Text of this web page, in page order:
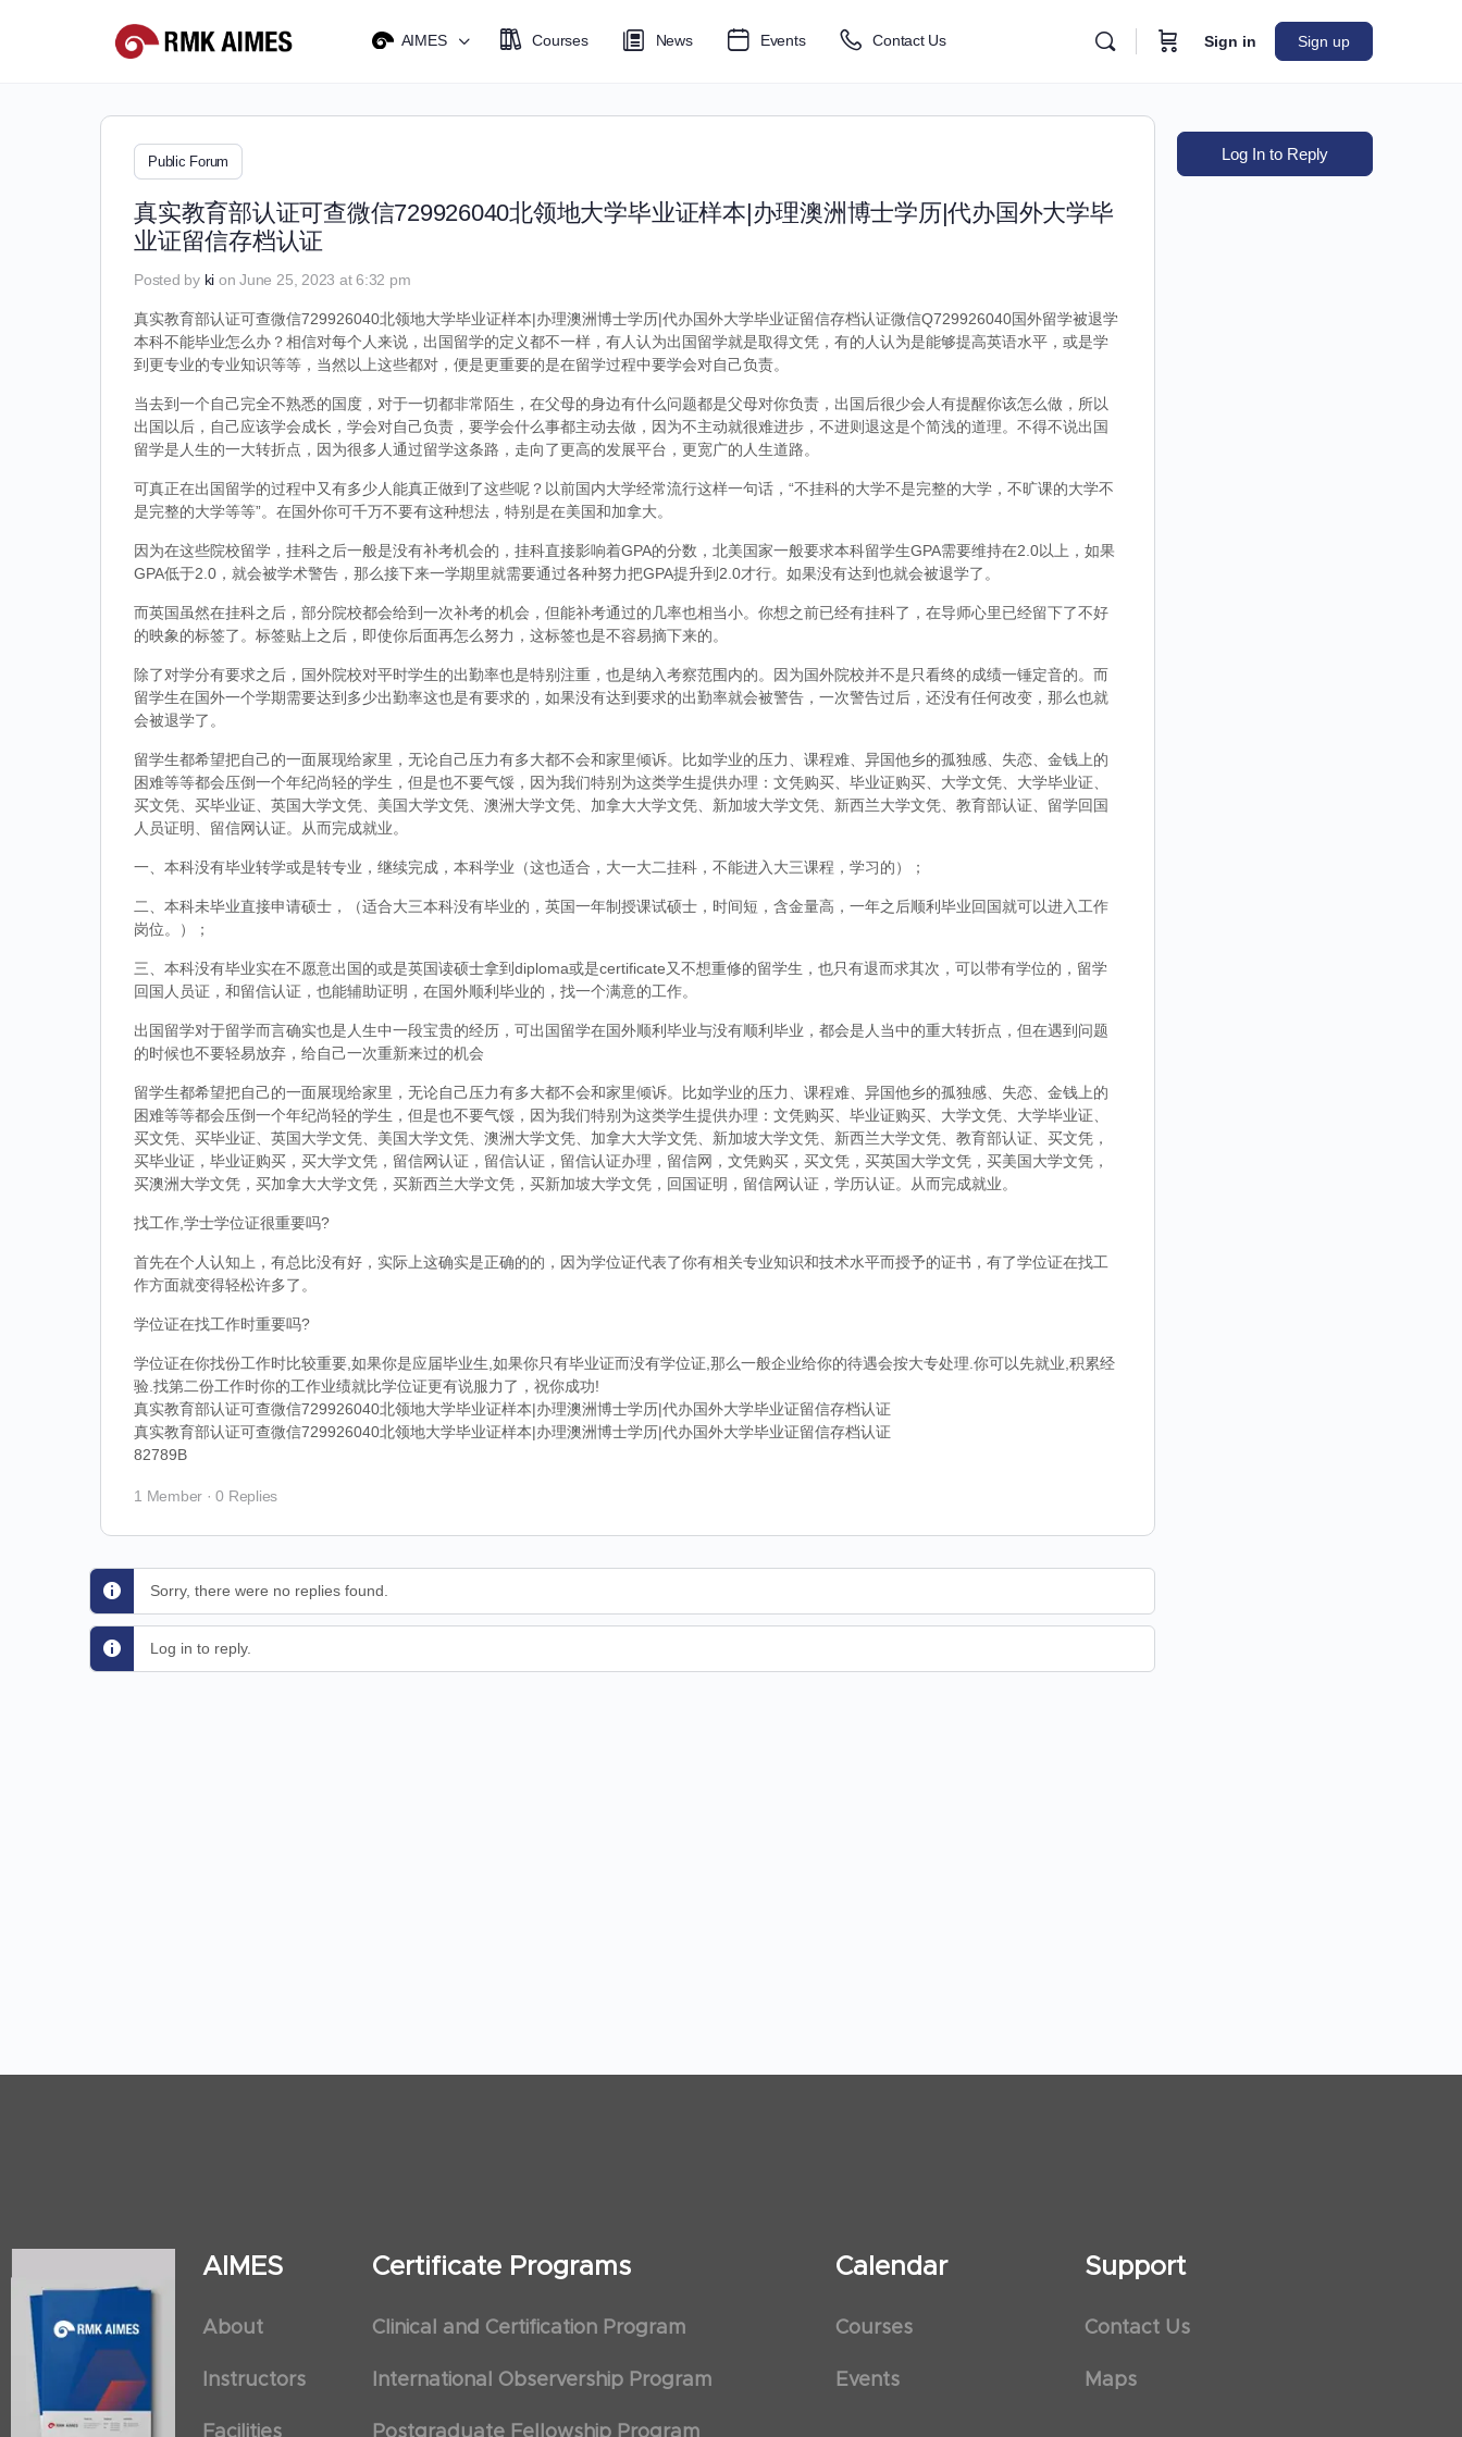
AIMES Courses News Events Contact Us Sign in Sign up
Public Forum
真实教育部认证可查微信729926040北领地大学毕业证样本|办理澳洲博士学历|代办国外大学毕
业证留信存档认证
Posted by ki on June 25, 2023 at 6:32 pm
真实教育部认证可查微信729926040北领地大学毕业证样本|办理澳洲博士学历|代办国外大学毕业证留信存档认证微信Q729926040国外留学被退学
本科不能毕业怎么办？相信对每个人来说，出国留学的定义都不一样，有人认为出国留学就是取得文凭，有的人认为是能够提高英语水平，或是学
到更专业的专业知识等等，当然以上这些都对，便是更重要的是在留学过程中要学会对自己负责。
当去到一个自己完全不熟悉的国度，对于一切都非常陌生，在父母的身边有什么问题都是父母对你负责，出国后很少会人有提醒你该怎么做，所以
出国以后，自己应该学会成长，学会对自己负责，要学会什么事都主动去做，因为不主动就很难进步，不进则退这是个简浅的道理。不得不说出国
留学是人生的一大转折点，因为很多人通过留学这条路，走向了更高的发展平台，更宽广的人生道路。
可真正在出国留学的过程中又有多少人能真正做到了这些呢？以前国内大学经常流行这样一句话，“不挂科的大学不是完整的大学，不旷课的大学不
是完整的大学等等”。在国外你可千万不要有这种想法，特别是在美国和加拿大。
因为在这些院校留学，挂科之后一般是没有补考机会的，挂科直接影响着GPA的分数，北美国家一般要求本科留学生GPA需要维持在2.0以上，如果
GPA低于2.0，就会被学术警告，那么接下来一学期里就需要通过各种努力把GPA提升到2.0才行。如果没有达到也就会被退学了。
而英国虽然在挂科之后，部分院校都会给到一次补考的机会，但能补考通过的几率也相当小。你想之前已经有挂科了，在导师心里已经留下了不好
的映象的标签了。标签贴上之后，即使你后面再怎么努力，这标签也是不容易摘下来的。
除了对学分有要求之后，国外院校对平时学生的出勤率也是特别注重，也是纳入考察范围内的。因为国外院校并不是只看终的成绩一锤定音的。而
留学生在国外一个学期需要达到多少出勤率这也是有要求的，如果没有达到要求的出勤率就会被警告，一次警告过后，还没有任何改变，那么也就
会被退学了。
留学生都希望把自己的一面展现给家里，无论自己压力有多大都不会和家里倾诉。比如学业的压力、课程难、异国他乡的孤独感、失恋、金钱上的
困难等等都会压倒一个年纪尚轻的学生，但是也不要气馁，因为我们特别为这类学生提供办理：文凭购买、毕业证购买、大学文凭、大学毕业证、
买文凭、买毕业证、英国大学文凭、美国大学文凭、澳洲大学文凭、加拿大大学文凭、新加坡大学文凭、新西兰大学文凭、教育部认证、留学回国
人员证明、留信网认证。从而完成就业。
一、本科没有毕业转学或是转专业，继续完成，本科学业（这也适合，大一大二挂科，不能进入大三课程，学习的）；
二、本科未毕业直接申请硕士，（适合大三本科没有毕业的，英国一年制授课试硕士，时间短，含金量高，一年之后顺利毕业回国就可以进入工作
岗位。）；
三、本科没有毕业实在不愿意出国的或是英国读硕士拿到diploma或是certificate又不想重修的留学生，也只有退而求其次，可以带有学位的，留学
回国人员证，和留信认证，也能辅助证明，在国外顺利毕业的，找一个满意的工作。
出国留学对于留学而言确实也是人生中一段宝贵的经历，可出国留学在国外顺利毕业与没有顺利毕业，都会是人当中的重大转折点，但在遇到问题
的时候也不要轻易放弃，给自己一次重新来过的机会
留学生都希望把自己的一面展现给家里，无论自己压力有多大都不会和家里倾诉。比如学业的压力、课程难、异国他乡的孤独感、失恋、金钱上的
困难等等都会压倒一个年纪尚轻的学生，但是也不要气馁，因为我们特别为这类学生提供办理：文凭购买、毕业证购买、大学文凭、大学毕业证、
买文凭、买毕业证、英国大学文凭、美国大学文凭、澳洲大学文凭、加拿大大学文凭、新加坡大学文凭、新西兰大学文凭、教育部认证、买文凭，
买毕业证，毕业证购买，买大学文凭，留信网认证，留信认证，留信认证办理，留信网，文凭购买，买文凭，买英国大学文凭，买美国大学文凭，
买澳洲大学文凭，买加拿大大学文凭，买新西兰大学文凭，买新加坡大学文凭，回国证明，留信网认证，学历认证。从而完成就业。
找工作,学士学位证很重要吗?
首先在个人认知上，有总比没有好，实际上这确实是正确的的，因为学位证代表了你有相关专业知识和技术水平而授予的证书，有了学位证在找工
作方面就变得轻松许多了。
学位证在找工作时重要吗?
学位证在你找份工作时比较重要,如果你是应届毕业生,如果你只有毕业证而没有学位证,那么一般企业给你的待遇会按大专处理.你可以先就业,积累经
验.找第二份工作时你的工作业绩就比学位证更有说服力了，祝你成功!
真实教育部认证可查微信729926040北领地大学毕业证样本|办理澳洲博士学历|代办国外大学毕业证留信存档认证
真实教育部认证可查微信729926040北领地大学毕业证样本|办理澳洲博士学历|代办国外大学毕业证留信存档认证
82789B
1 Member · 0 Replies
Sorry, there were no replies found.
Log in to reply.
Log In to Reply
AIMES
About
Instructors
Facilities
Certificate Programs
Clinical and Certification Program
International Observership Program
Postgraduate Fellowship Program
Calendar
Courses
Events
Support
Contact Us
Maps